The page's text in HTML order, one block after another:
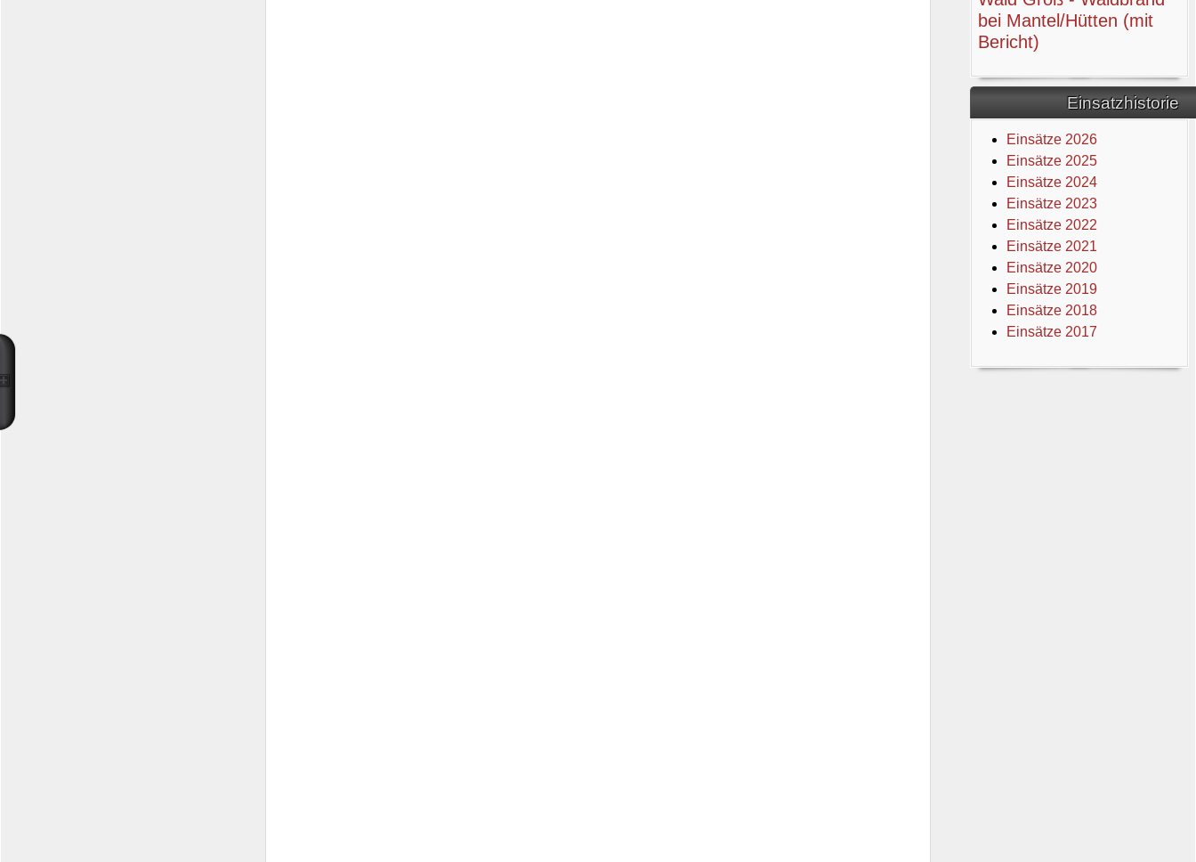
bei Mantel/Hütten (mit
Bericht)
Einsatzhistorie
Einsätze 2026
Einsätze 2025
Einsätze 2024
Einsätze 2023
Einsätze 2022
Einsätze 2021
Einsätze 2020
Einsätze 2019
Einsätze 2018
Einsätze 2017